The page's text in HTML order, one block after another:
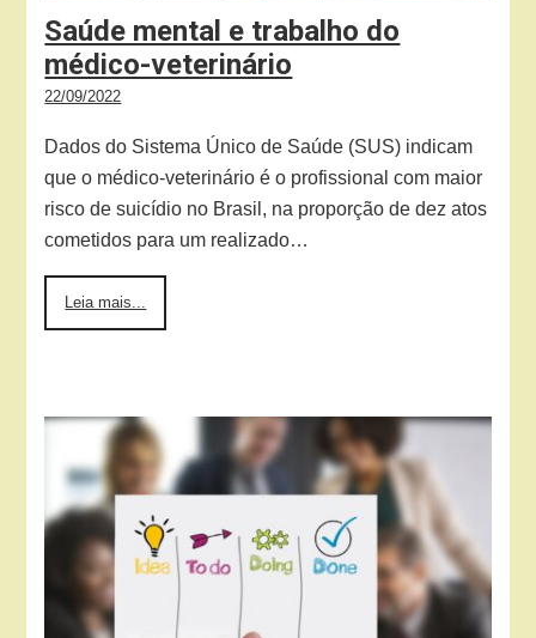
Saúde mental e trabalho do
médico-veterinário
22/09/2022
Dados do Sistema Único de Saúde (SUS) indicam
que o médico-veterinário é o profissional com maior
risco de suicídio no Brasil, na proporção de dez atos
cometidos para um realizado…
Leia mais...